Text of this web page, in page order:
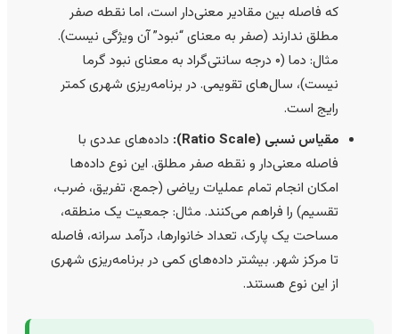
که فاصله بین مقادیر معنی‌دار است، اما نقطه صفر
مطلق ندارند (صفر به معنای “نبود” آن ویژگی نیست).
مثال: دما (۰ درجه سانتی‌گراد به معنای نبود گرما
نیست)، سال‌های تقویمی. در برنامه‌ریزی شهری کمتر
رایج است.
مقیاس نسبی (Ratio Scale):
داده‌های عددی با
فاصله معنی‌دار و نقطه صفر مطلق. این نوع داده‌ها
امکان انجام تمام عملیات ریاضی (جمع، تفریق، ضرب،
تقسیم) را فراهم می‌کنند. مثال: جمعیت یک منطقه،
مساحت یک پارک، تعداد خانوارها، درآمد سرانه، فاصله
تا مرکز شهر. بیشتر داده‌های کمی در برنامه‌ریزی شهری
از این نوع هستند.